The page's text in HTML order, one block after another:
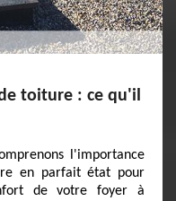
toiture : ce qu'il
l'importance
en parfait état pour
de votre foyer à